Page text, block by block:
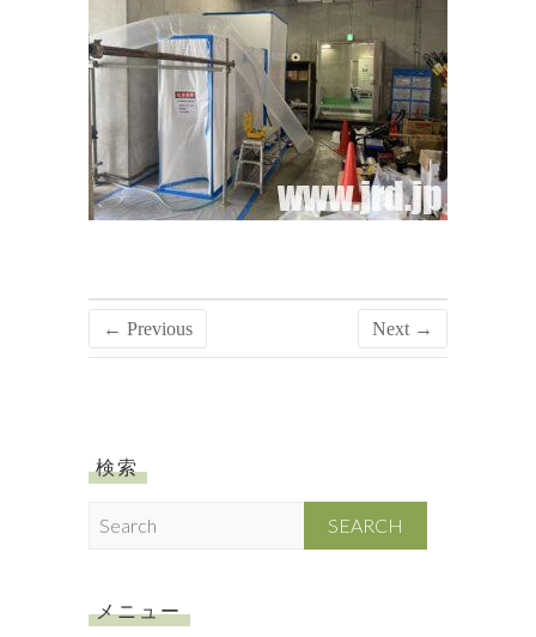
← Previous Next →
検索
c
メニュー